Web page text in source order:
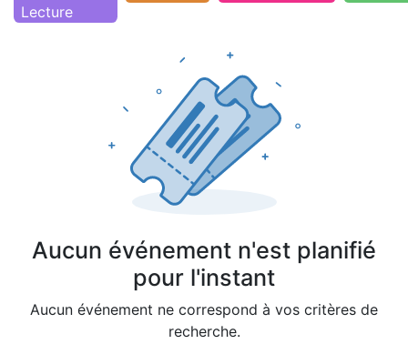
Lecture
Aucun événement n'est planifié
pour l'instant
Aucun événement ne correspond à vos critères de
recherche.